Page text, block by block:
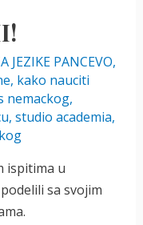
JEZIKE PANCEVO,
, kako nauciti
nemackog,
, studio academia,
ispitima u
sa svojim